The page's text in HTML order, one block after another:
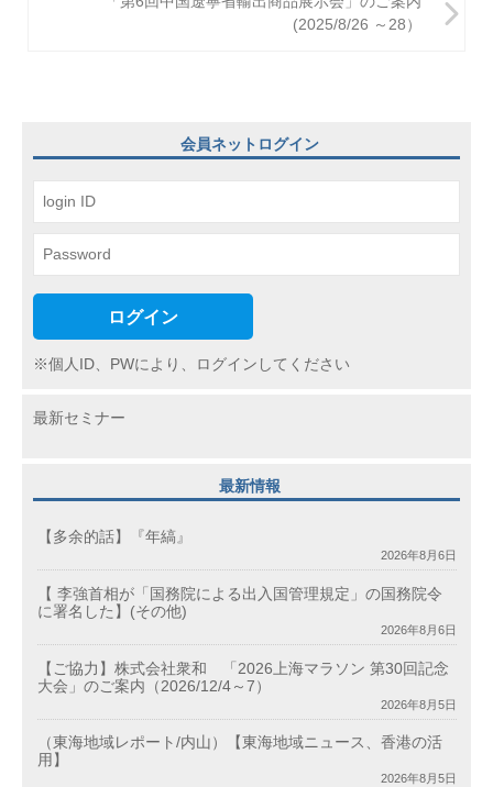
ョ
ン
(2025/8/26 ～28）
会員ネットログイン
ログイン
※個人ID、PWにより、ログインしてください
最新セミナー
最新情報
【多余的話】『年縞』
2026年8月6日
【 李強首相が「国務院による出入国管理規定」の国務院令
に署名した】(その他)
2026年8月6日
【ご協力】株式会社衆和 「2026上海マラソン 第30回記念
大会」のご案内（2026/12/4～7）
2026年8月5日
（東海地域レポート/内山）【東海地域ニュース、香港の活
用】
2026年8月5日